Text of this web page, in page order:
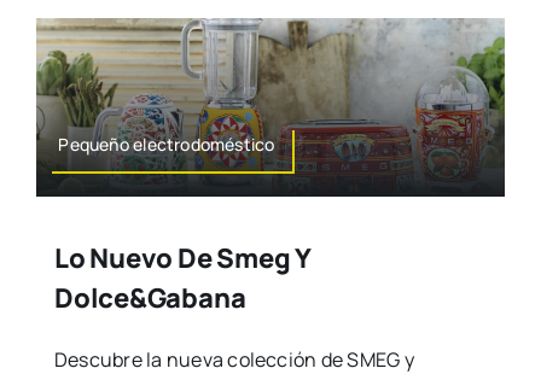
Pequeño electrodoméstico
Lo Nuevo De Smeg Y
Dolce&Gabana
Descubre la nueva colección de SMEG y